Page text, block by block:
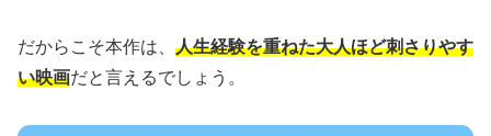
だからこそ本作は、 人生経験を重ねた大人ほど刺さりやす
い映画だと言えるでしょう。